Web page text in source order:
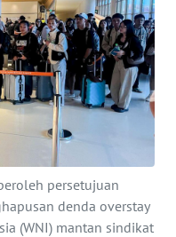
persetujuan
denda overstay
(WNI) mantan sindikat